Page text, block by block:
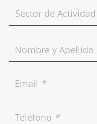
Nombre y Apellido
Email *
Teléfono *